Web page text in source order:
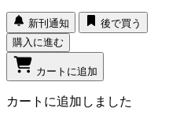
新刊通知
後で買う
購入に進む
カートに追加
カートに追加しました